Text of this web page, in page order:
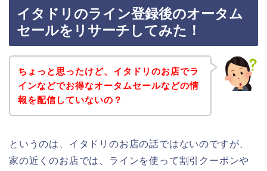
イタドリのライン登録後のオータム
セールをリサーチしてみた！
ちょっと思ったけど、イタドリのお店でラ
インなどでお得なオータムセールなどの情
報を配信していないの？
というのは、イタドリのお店の話ではないのですが、
家の近くのお店では、ラインを使って割引クーポンや